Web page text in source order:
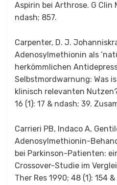
Aspirin bei Arthrose. G Clin
ndash; 857.
Carpenter, D. J.
Adenosylmethionin als
herkömmlichen
Selbstmordwarnung: Was
klinisch relevanten
16 (1): 17 & ndash; 39.
Carrieri PB, Indaco A,
Adenosylmethionin-
bei Parkinson-Patienten:
Crossover-Studie im
Ther Res 1990; 48 (1): 154